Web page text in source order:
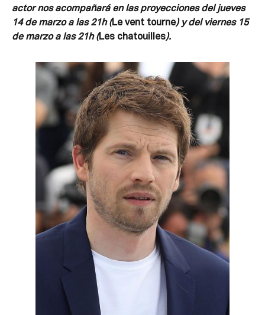
actor nos acompañará en las proyecciones del jueves
14 de marzo a las 21h (Le vent tourne) y del viernes 15
de marzo a las 21h (Les chatouilles).